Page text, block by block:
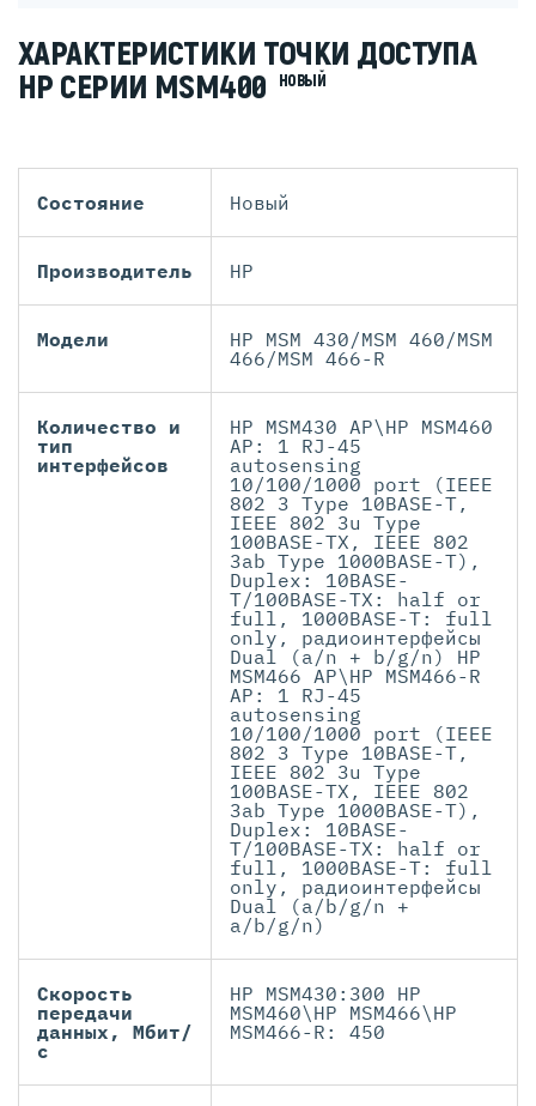
ХАРАКТЕРИСТИКИ ТОЧКИ ДОСТУПА
HP СЕРИИ MSM400
НОВЫЙ
Состояние Новый
Производитель HP
Модели
HP MSM 430/MSM 460/MSM
466/MSM 466-R
Количество и
тип
интерфейсов
HP MSM430 AP\HP MSM460
AP: 1 RJ-45
autosensing
10/100/1000 port (IEEE
802 3 Type 10BASE-T,
IEEE 802 3u Type
100BASE-TX, IEEE 802
3ab Type 1000BASE-T),
Duplex: 10BASE-
T/100BASE-TX: half or
full, 1000BASE-T: full
only, радиоинтерфейсы
Dual (a/n + b/g/n) HP
MSM466 AP\HP MSM466-R
AP: 1 RJ-45
autosensing
10/100/1000 port (IEEE
802 3 Type 10BASE-T,
IEEE 802 3u Type
100BASE-TX, IEEE 802
3ab Type 1000BASE-T),
Duplex: 10BASE-
T/100BASE-TX: half or
full, 1000BASE-T: full
only, радиоинтерфейсы
Dual (a/b/g/n +
a/b/g/n)
Cкорость
передачи
данных, Мбит/
с
HP MSM430:300 HP
MSM460\HP MSM466\HP
MSM466-R: 450